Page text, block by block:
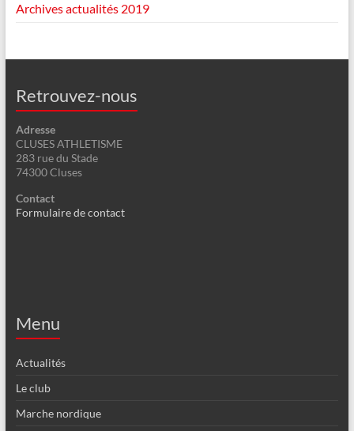
Archives actualités 2019
Retrouvez-nous
Adresse
CLUSES ATHLETISME
283 rue du Stade
74300 Cluses
Contact
Formulaire de contact
Menu
Actualités
Le club
Marche nordique